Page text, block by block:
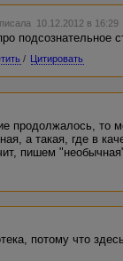
10.12.2012 в
подсознательное
/ Цитировать
продолжалось, то
а такая, где в
пишем
потому что